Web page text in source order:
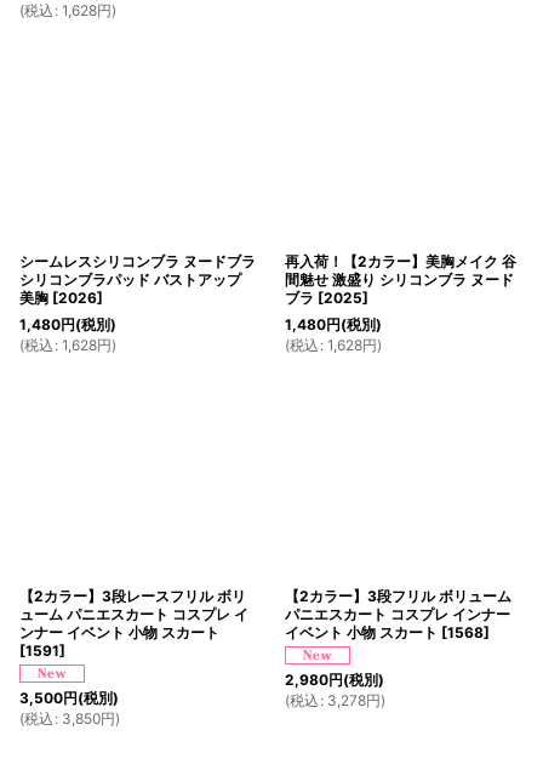
(税込 : 1,628円)
シームレスシリコンブラ ヌードブラ
シリコンブラパッド バストアップ
美胸 [2026]
1,480円(税別)
(税込 : 1,628円)
再入荷！【2カラー】美胸メイク 谷
間魅せ 激盛り シリコンブラ ヌード
ブラ [2025]
1,480円(税別)
(税込 : 1,628円)
【2カラー】3段レースフリル ボリ
ューム パニエスカート コスプレ イ
ンナー イベント 小物 スカート
[1591]
3,500円(税別)
(税込 : 3,850円)
【2カラー】3段フリル ボリューム
パニエスカート コスプレ インナー
イベント 小物 スカート [1568]
2,980円(税別)
(税込 : 3,278円)